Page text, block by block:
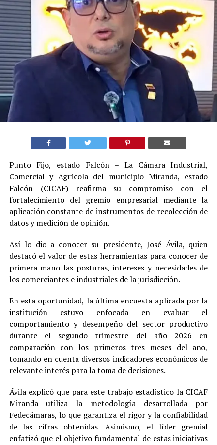
Punto Fijo, estado Falcón – La Cámara Industrial,
Comercial y Agrícola del municipio Miranda, estado
Falcón (CICAF) reafirma su compromiso con el
fortalecimiento del gremio empresarial mediante la
aplicación constante de instrumentos de recolección de
datos y medición de opinión.
Así lo dio a conocer su presidente, José Ávila, quien
destacó el valor de estas herramientas para conocer de
primera mano las posturas, intereses y necesidades de
los comerciantes e industriales de la jurisdicción.
En esta oportunidad, la última encuesta aplicada por la
institución estuvo enfocada en evaluar el
comportamiento y desempeño del sector productivo
durante el segundo trimestre del año 2026 en
comparación con los primeros tres meses del año,
tomando en cuenta diversos indicadores económicos de
relevante interés para la toma de decisiones.
Ávila explicó que para este trabajo estadístico la CICAF
Miranda utiliza la metodología desarrollada por
Fedecámaras, lo que garantiza el rigor y la confiabilidad
de las cifras obtenidas. Asimismo, el líder gremial
enfatizó que el objetivo fundamental de estas iniciativas